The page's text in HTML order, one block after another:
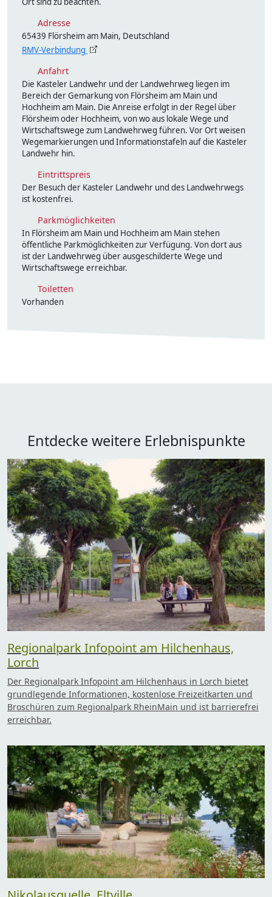
Adresse
65439 Flörsheim am Main, Deutschland
RMV-Verbindung
Anfahrt
Die Kasteler Landwehr und der Landwehrweg liegen im
Bereich der Gemarkung von Flörsheim am Main und
Hochheim am Main. Die Anreise erfolgt in der Regel über
Flörsheim oder Hochheim, von wo aus lokale Wege und
Wirtschaftswege zum Landwehrweg führen. Vor Ort weisen
Wegemarkierungen und Informationstafeln auf die Kasteler
Landwehr hin.
Eintrittspreis
Der Besuch der Kasteler Landwehr und des Landwehrwegs
ist kostenfrei.
Parkmöglichkeiten
In Flörsheim am Main und Hochheim am Main stehen
öffentliche Parkmöglichkeiten zur Verfügung. Von dort aus
ist der Landwehrweg über ausgeschilderte Wege und
Wirtschaftswege erreichbar.
Toiletten
Vorhanden
Entdecke weitere Erlebnispunkte
Regionalpark Infopoint am Hilchenhaus,
Lorch
Der Regionalpark Infopoint am Hilchenhaus in Lorch bietet
grundlegende Informationen, kostenlose Freizeitkarten und
Broschüren zum Regionalpark RheinMain und ist barrierefrei
erreichbar.